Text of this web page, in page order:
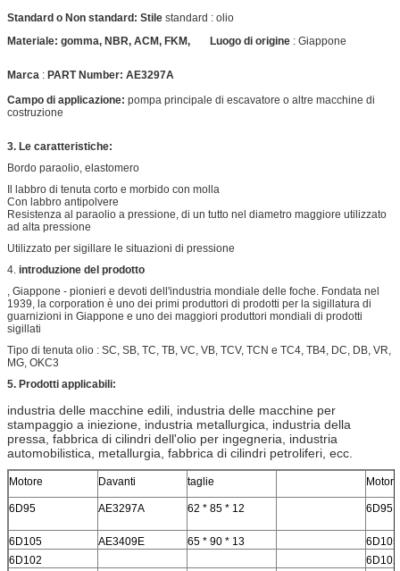
Standard o Non standard: Stile standard : olio
Materiale: gomma, NBR, ACM, FKM, Luogo di origine : Giappone
Marca : PART Number: AE3297A
Campo di applicazione: pompa principale di escavatore o altre macchine di
costruzione
3. Le caratteristiche:
Bordo paraolio, elastomero
Il labbro di tenuta corto e morbido con molla
Con labbro antipolvere
Resistenza al paraolio a pressione, di un tutto nel diametro maggiore utilizzato
ad alta pressione
Utilizzato per sigillare le situazioni di pressione
4. introduzione del prodotto
, Giappone - pionieri e devoti dell'industria mondiale delle foche. Fondata nel
1939, la corporation è uno dei primi produttori di prodotti per la sigillatura di
guarnizioni in Giappone e uno dei maggiori produttori mondiali di prodotti
sigillati
Tipo di tenuta olio : SC, SB, TC, TB, VC, VB, TCV, TCN e TC4, TB4, DC, DB, VR,
MG, OKC3
5. Prodotti applicabili:
industria delle macchine edili, industria delle macchine per
stampaggio a iniezione, industria metallurgica, industria della
pressa, fabbrica di cilindri dell'olio per ingegneria, industria
automobilistica, metallurgia, fabbrica di cilindri petroliferi, ecc.
Motore Davanti taglie Motore
6D95 AE3297A 62 * 85 * 12 6D95
6D105 AE3409E 65 * 90 * 13
6D105
6D102
6D102